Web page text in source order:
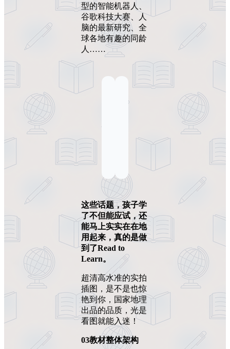
型的智能机器人、
谷歌科技大赛、人
脑的最新研究、全
球各地有趣的同龄
人……
这些话题，孩子学
了不但能应试，还
能马上实实在在地
用起来，真的是做
到了Read to
Learn。
超清高水准的实拍
插图，是不是也惊
艳到你，国家地理
出品的品质，光是
看图就能入迷！
03教材整体架构